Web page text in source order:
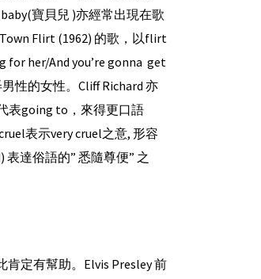
寶貝兒 )亦經常出現在歌
Flirt (1962) 的歌，以flirt
for her/And you’re gonna get
性的女性。Cliff Richard 亦
表going to，來得更口語
表示very cruel之意, 形容
表達俗語的” 悉隨尊便” 之
定有幫助。Elvis Presley 前